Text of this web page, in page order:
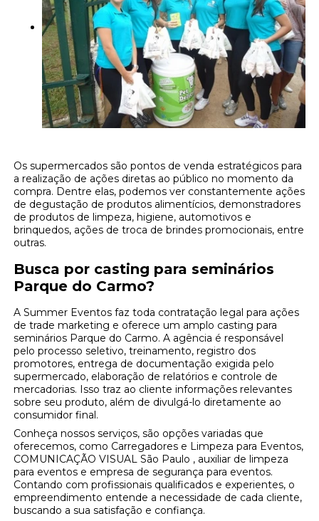
Os supermercados são pontos de venda estratégicos para
a realização de ações diretas ao público no momento da
compra. Dentre elas, podemos ver constantemente ações
de degustação de produtos alimentícios, demonstradores
de produtos de limpeza, higiene, automotivos e
brinquedos, ações de troca de brindes promocionais, entre
outras.
Busca por casting para seminários
Parque do Carmo?
A Summer Eventos faz toda contratação legal para ações
de trade marketing e oferece um amplo casting para
seminários Parque do Carmo. A agência é responsável
pelo processo seletivo, treinamento, registro dos
promotores, entrega de documentação exigida pelo
supermercado, elaboração de relatórios e controle de
mercadorias. Isso traz ao cliente informações relevantes
sobre seu produto, além de divulgá-lo diretamente ao
consumidor final.
Conheça nossos serviços, são opções variadas que
oferecemos, como Carregadores e Limpeza para Eventos,
COMUNICAÇÃO VISUAL São Paulo , auxiliar de limpeza
para eventos e empresa de segurança para eventos.
Contando com profissionais qualificados e experientes, o
empreendimento entende a necessidade de cada cliente,
buscando a sua satisfação e confiança.